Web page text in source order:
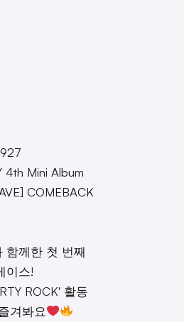
4th Mini Album
COMEBACK
함께한 첫 번째
이스!
ROCK' 활동
겨봐요